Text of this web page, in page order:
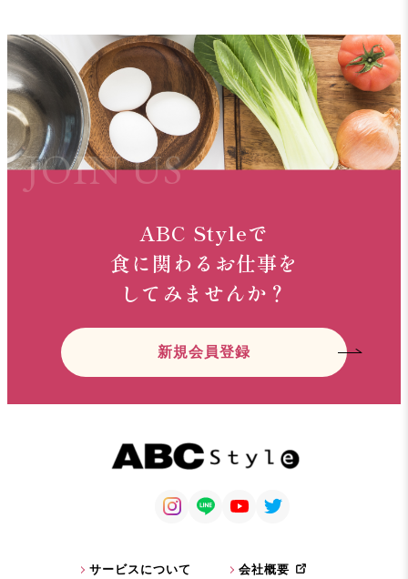
ABC Styleで
食に関わるお仕事を
してみませんか？
新規会員登録
サービスについて 会社概要